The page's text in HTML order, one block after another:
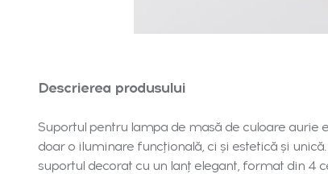
Descrierea produsului
Suportul pentru lampa de masă de culoare aurie
doar o iluminare funcțională, ci și estetică și
suportul decorat cu un lanț elegant, format din 4